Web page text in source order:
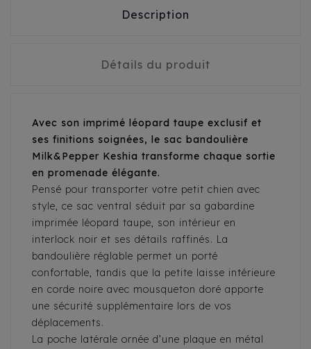
Description
Détails du produit
Avec son imprimé léopard taupe exclusif et
ses finitions soignées, le sac bandoulière
Milk&Pepper Keshia transforme chaque sortie
en promenade élégante.
Pensé pour transporter votre petit chien avec
style, ce sac ventral séduit par sa gabardine
imprimée léopard taupe, son intérieur en
interlock noir et ses détails raffinés. La
bandoulière réglable permet un porté
confortable, tandis que la petite laisse intérieure
en corde noire avec mousqueton doré apporte
une sécurité supplémentaire lors de vos
déplacements.
La poche latérale ornée d’une plaque en métal